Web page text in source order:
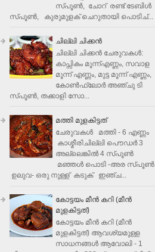
സ്പൂൺ, ചോറ് രണ്ട് ടേബിള്‍
സ്പൂണ്‍, കുരുമുളക് ചെറുതായി പൊടിച്...
ചില്ലി ചിക്കൻ
ചില്ലി ചിക്കൻ ചേരുവകള്‍:
കാപ്സികം മൂന്ന്എണ്ണം, സവാള
മൂന്ന് എണ്ണം, മുട്ട മൂന്ന് എണ്ണം,
കോണ്‍ഫ്ലോര്‍ അഞ്ചു ടി
സ്പൂണ്‍, തക്കാളി സോ...
മത്തി മുളകിട്ടത്
ചേരുവകൾ മത്തി - 6 എണ്ണം
കാശ്മീരിചില്ലി പൌഡർ 3
അല്ലെങ്കിൽ 4 സ്പൂണ്‍
മഞ്ഞൾ പൊടി -അര സ്പൂണ്‍
ഉലുവ- ഒരു നുള്ള് കടുക് ഇഞ്ച...
കോട്ടയം മീന്‍ കറി (മീന്‍
മുളകിട്ടത്‌)
കോട്ടയം മീന്‍ കറി (മീന്‍
മുളകിട്ടത്‌) ആവശ്യമുള്ള
സാധനങ്ങള്‍ ആവോലി - 1